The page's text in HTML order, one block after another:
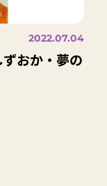
2022.07.04
ずおか・夢の